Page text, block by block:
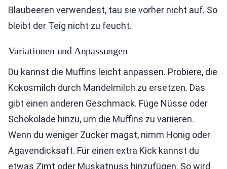
Blaubeeren verwendest, tau sie vorher nicht auf. So
bleibt der Teig nicht zu feucht.
Variationen und Anpassungen
Du kannst die Muffins leicht anpassen. Probiere, die
Kokosmilch durch Mandelmilch zu ersetzen. Das
gibt einen anderen Geschmack. Füge Nüsse oder
Schokolade hinzu, um die Muffins zu variieren.
Wenn du weniger Zucker magst, nimm Honig oder
Agavendicksaft. Für einen extra Kick kannst du
etwas Zimt oder Muskatnuss hinzufügen. So wird